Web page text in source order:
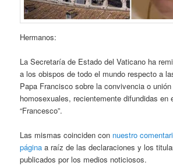
Hermanos:
La Secretaría de Estado del Vaticano ha
a los obispos de todo el mundo respecto a
Papa Francisco sobre la convivencia o
homosexuales, recientemente difundidas en
“Francesco”.
Las mismas coinciden con nuestro
página a raíz de las declaraciones y los
publicados por los medios noticiosos.